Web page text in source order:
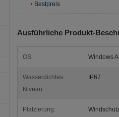
Bestpreis
Ausführliche Produkt-
OS: Windows
Wasserdichtes
Niveau:
IP67
Platzierung: